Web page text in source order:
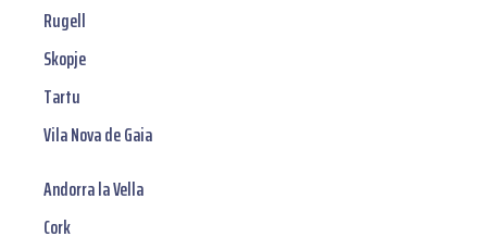
Rugell
Skopje
Tartu
Vila Nova de Gaia
Andorra la Vella
Cork